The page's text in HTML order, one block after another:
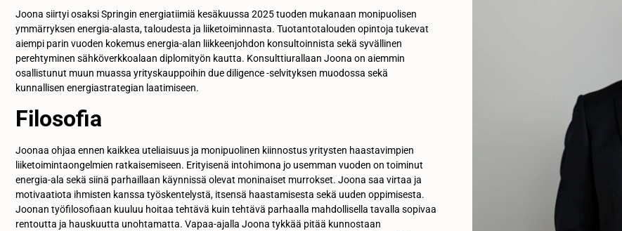
Joona siirtyi osaksi Springin energiatiimiä kesäkuussa 2025 tuoden mukanaan monipuolisen
ymmärryksen energia-alasta, taloudesta ja liiketoiminnasta. Tuotantotalouden opintoja tukevat
aiempi parin vuoden kokemus energia-alan liikkeenjohdon konsultoinnista sekä syvällinen
perehtyminen sähköverkkoalaan diplomityön kautta. Konsulttiurallaan Joona on aiemmin
osallistunut muun muassa yrityskauppoihin due diligence -selvityksen muodossa sekä
kunnallisen energiastrategian laatimiseen.
Filosofia
Joonaa ohjaa ennen kaikkea uteliaisuus ja monipuolinen kiinnostus yritysten haastavimpien
liiketoimintaongelmien ratkaisemiseen. Erityisenä intohimona jo usemman vuoden on toiminut
energia-ala sekä siinä parhaillaan käynnissä olevat moninaiset murrokset. Joona saa virtaa ja
motivaatiota ihmisten kanssa työskentelystä, itsensä haastamisesta sekä uuden oppimisesta.
Joonan työfilosofiaan kuuluu hoitaa tehtävä kuin tehtävä parhaalla mahdollisella tavalla sopivaa
rentoutta ja hauskuutta unohtamatta. Vapaa-ajalla Joona tykkää pitää kunnostaan